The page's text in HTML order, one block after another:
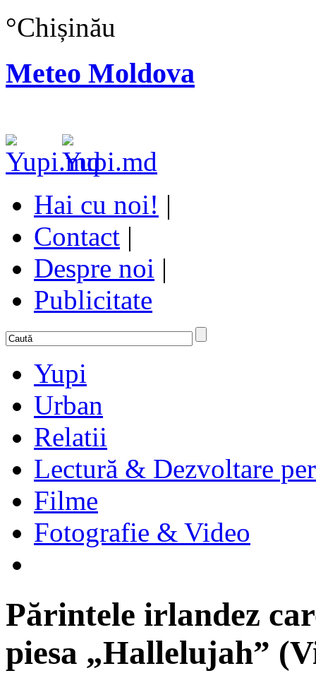
°Chișinău
Meteo Moldova
Hai cu noi! |
Contact |
Despre noi |
Publicitate
Yupi
Urban
Relatii
Lectură & Dezvoltare
Filme
Fotografie & Video
Părintele irlandez
piesa „Hallelujah”